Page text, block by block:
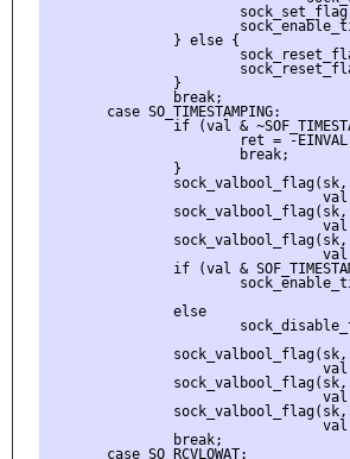
               } else {
               }
               break;
       case SO_TIMESTAMPING:
if (val &
ret = -
                       break;
               }
if (val &
               else
               break;
       case SO_RCVLOWAT: